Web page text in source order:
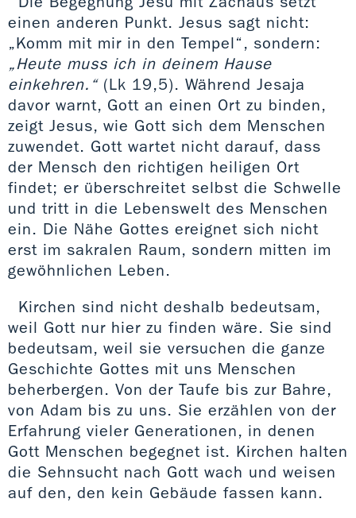
einen anderen Punkt. Jesus sagt nicht:
„Komm mit mir in den Tempel“, sondern:
„Heute muss ich in deinem Hause
einkehren.“(Lk 19,5). Während Jesaja
davor warnt, Gott an einen Ort zu binden,
zeigt Jesus, wie Gott sich dem Menschen
zuwendet. Gott wartet nicht darauf, dass
der Mensch den richtigen heiligen Ort
findet; er überschreitet selbst die Schwelle
und tritt in die Lebenswelt des Menschen
ein. Die Nähe Gottes ereignet sich nicht
erst im sakralen Raum, sondern mitten im
gewöhnlichen Leben.
Kirchen sind nicht deshalb bedeutsam,
weil Gott nur hier zu finden wäre. Sie sind
bedeutsam, weil sie versuchen die ganze
Geschichte Gottes mit uns Menschen
beherbergen. Von der Taufe bis zur Bahre,
von Adam bis zu uns. Sie erzählen von der
Erfahrung vieler Generationen, in denen
Gott Menschen begegnet ist. Kirchen halten
die Sehnsucht nach Gott wach und weisen
auf den, den kein Gebäude fassen kann.